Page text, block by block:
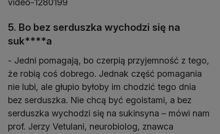
video-1280199
5. Bo bez serduszka wychodzi się na
suk****a
- Jedni pomagają, bo czerpią przyjemność z tego,
że robią coś dobrego. Jednak część pomagania
nie lubi, ale głupio byłoby im chodzić tego dnia
bez serduszka. Nie chcą być egoistami, a bez
serduszka wychodzi się na sukinsyna – mówi nam
prof. Jerzy Vetulani, neurobiolog, znawca